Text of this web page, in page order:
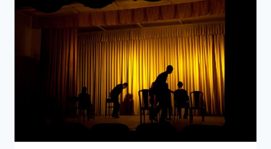
ÉS
TEK
KÖZÖS
WORKSHOPJÁN
JÁRTUNK